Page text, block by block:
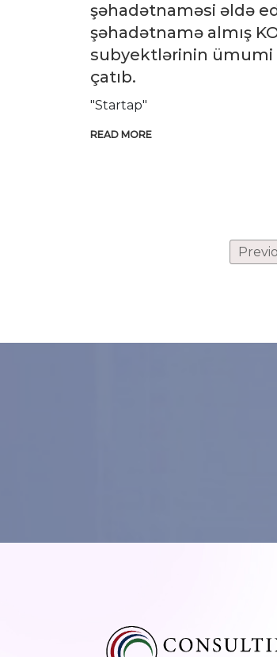
şəhadətnaməsi əldə
şəhadətnamə almış
subyektlərinin ümumi
çatıb.
"Startap"
READ MORE